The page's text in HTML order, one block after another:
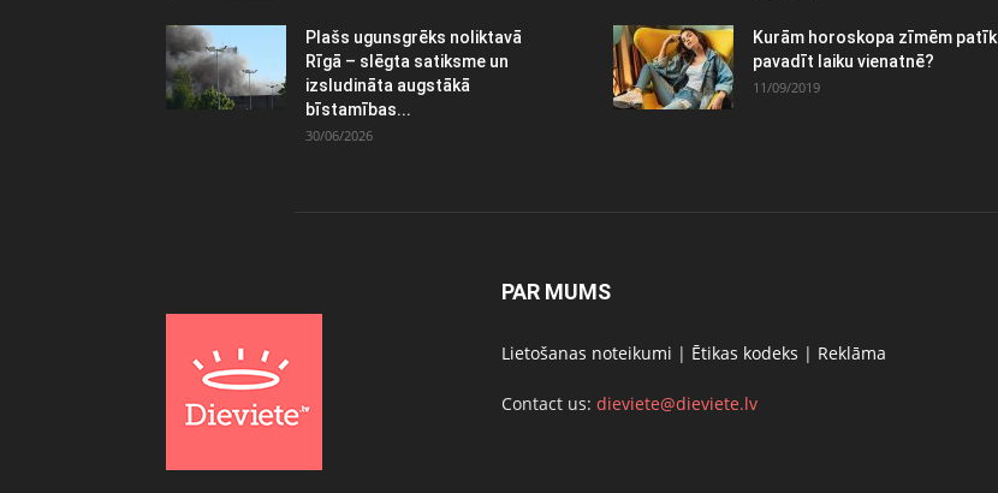
Plašs ugunsgrēks noliktavā
Rīgā – slēgta satiksme un
izsludināta augstākā
bīstamības...
30/06/2026
Kurām horoskopa zīmēm patīk
pavadīt laiku vienatnē?
11/09/2019
PAR MUMS
Lietošanas noteikumi | Ētikas kodeks | Reklāma
Contact us: dieviete@dieviete.lv